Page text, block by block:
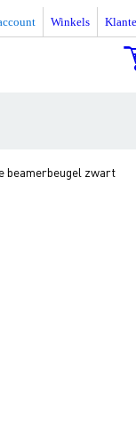
Winkels
beamerbeugel zwart